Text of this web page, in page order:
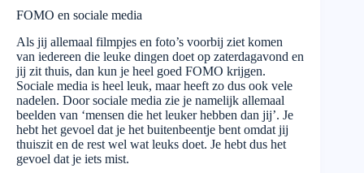
FOMO en sociale media
Als jij allemaal filmpjes en foto’s voorbij ziet komen
van iedereen die leuke dingen doet op zaterdagavond en
jij zit thuis, dan kun je heel goed FOMO krijgen.
Sociale media is heel leuk, maar heeft zo dus ook vele
nadelen. Door sociale media zie je namelijk allemaal
beelden van ‘mensen die het leuker hebben dan jij’. Je
hebt het gevoel dat je het buitenbeentje bent omdat jij
thuiszit en de rest wel wat leuks doet. Je hebt dus het
gevoel dat je iets mist.